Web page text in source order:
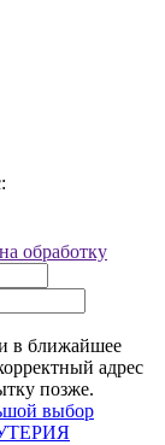
обработку
в ближайшее
адрес
позже.
выбор